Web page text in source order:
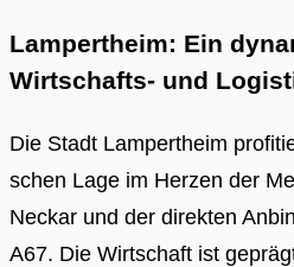
Lampertheim: Ein
Wirtschafts- und
Die Stadt Lam­pert­heim
schen Lage im Her­zen der
Neckar und der direk­ten
A67. Die Wirt­schaft ist